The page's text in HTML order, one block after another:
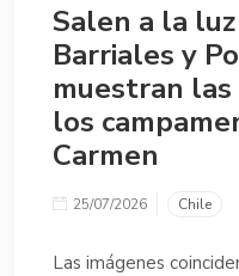
Salen a la
Barriales y
muestran las
los
Carmen
25/07/2026 Chile
Las imágenes